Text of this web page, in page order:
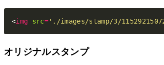
<img src='./images/stamp/3/
オリジナルスタンプ